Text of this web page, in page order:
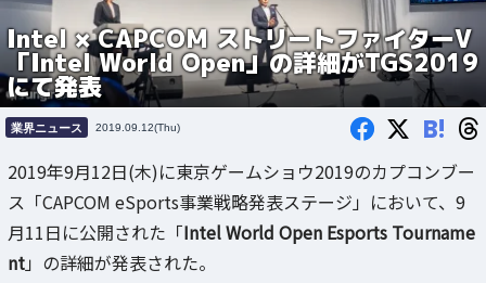
Intel × CAPCOM ストリートファイターV
「Intel World Open」の詳細がTGS2019
にて発表
業界ニュース 2019.09.12(Thu) B!
2019年9月12日(木)に東京ゲームショウ2019のカプコンブー
ス「CAPCOM eSports事業戦略発表ステージ」において、9
月11日に公開された「Intel World Open Esports Tourname
nt」の詳細が発表された。